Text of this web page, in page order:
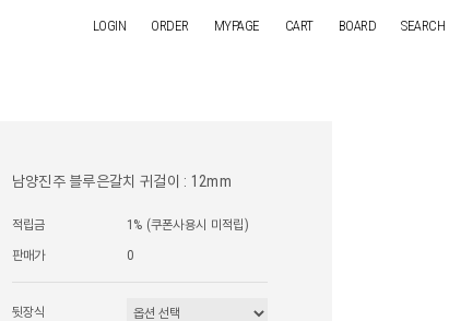
LOGIN ORDER MYPAGE CART BOARD SEARCH
남양진주 블루은갈치 귀걸이 : 12mm
적립금
1% (쿠폰사용시 미적립)
판매가
0
뒷장식